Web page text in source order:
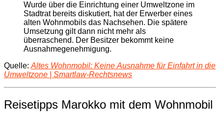
Wurde über die Einrichtung einer Umweltzone im
Stadtrat bereits diskutiert, hat der Erwerber eines
alten Wohnmobils das Nachsehen. Die spätere
Umsetzung gilt dann nicht mehr als
überraschend. Der Besitzer bekommt keine
Ausnahmegenehmigung.
Quelle: Altes Wohnmobil: Keine Ausnahme für Einfahrt in die
Umweltzone | Smartlaw-Rechtsnews
Reisetipps Marokko mit dem Wohnmobil